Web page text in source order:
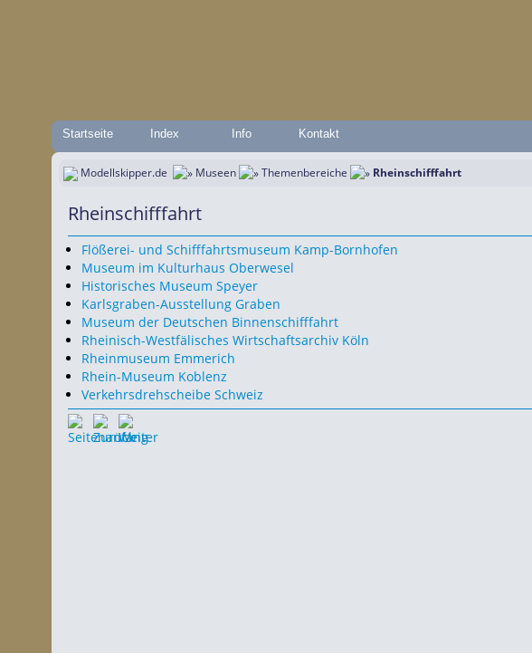
Startseite Index Info Kontakt
Modellskipper.de Museen Themenbereiche Rheinschifffahrt
Rheinschifffahrt
Flößerei- und Schifffahrtsmuseum Kamp-Bornhofen
Museum im Kulturhaus Oberwesel
Historisches Museum Speyer
Karlsgraben-Ausstellung Graben
Museum der Deutschen Binnenschifffahrt
Rheinisch-Westfälisches Wirtschaftsarchiv Köln
Rheinmuseum Emmerich
Rhein-Museum Koblenz
Verkehrsdrehscheibe Schweiz